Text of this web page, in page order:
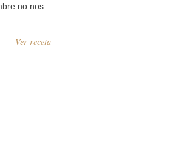
no nos
Ver receta